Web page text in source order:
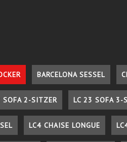
BARCELONA SESSEL
SOFA 2-SITZER LC 23 SOFA 3-
LC4 CHAISE LONGUE